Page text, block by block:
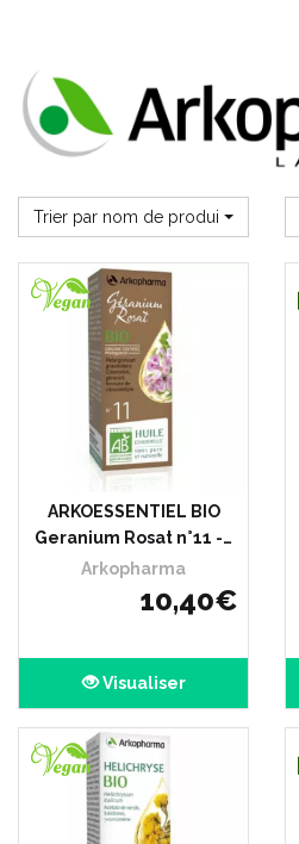
Trier par nom de produit
ARKOESSENTIEL BIO
Geranium Rosat n°11 -…
Arkopharma
10,40€
Visualiser